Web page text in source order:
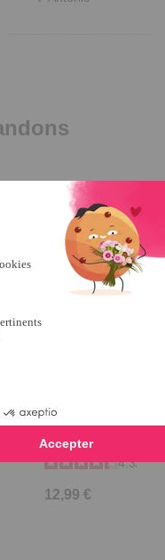
Coupe légumes
4.3/5-
12,99 €